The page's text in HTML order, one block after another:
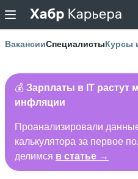
ВакансииСпециалистыКурсы
💰 Зарплаты в IT растут
инфляции
Проанализировали
калькулятора за первое
делимся в статье →